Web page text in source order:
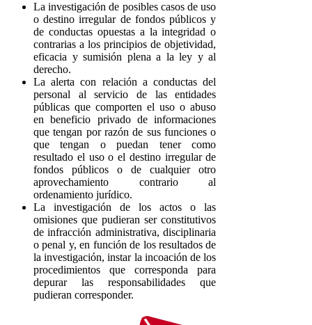
La investigación de posibles casos de uso
o destino irregular de fondos públicos y
de conductas opuestas a la integridad o
contrarias a los principios de objetividad,
eficacia y sumisión plena a la ley y al
derecho.
La alerta con relación a conductas del
personal al servicio de las entidades
públicas que comporten el uso o abuso
en beneficio privado de informaciones
que tengan por razón de sus funciones o
que tengan o puedan tener como
resultado el uso o el destino irregular de
fondos públicos o de cualquier otro
aprovechamiento contrario al
ordenamiento jurídico.
La investigación de los actos o las
omisiones que pudieran ser constitutivos
de infracción administrativa, disciplinaria
o penal y, en función de los resultados de
la investigación, instar la incoación de los
procedimientos que corresponda para
depurar las responsabilidades que
pudieran corresponder.